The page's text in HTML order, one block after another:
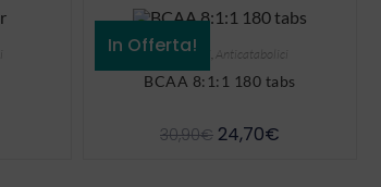
In Offerta!
Aminoacidi , Anticatabolici
BCAA 8:1:1 180 tabs
30,90€ 24,70€